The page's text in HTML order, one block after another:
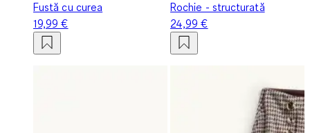
Fustă cu curea
19,99 €
Rochie - structurată
24,99 €